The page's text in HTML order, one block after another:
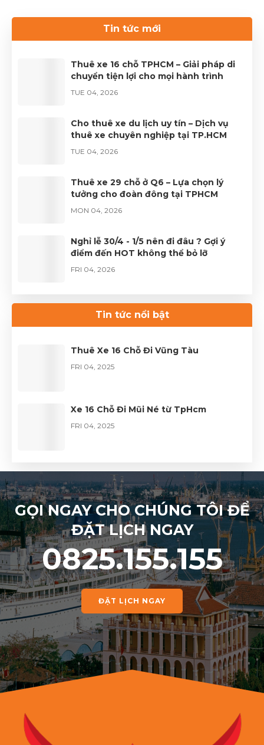
dịch vụ thuê xe uy tín, hãy liên hệ với Thuê xe Phong
Cảnh để được phục vụ tốt nhất.Liên hệ 0899 78
Tin tức mới
Thuê xe 16 chỗ TPHCM – Giải pháp di
chuyển tiện lợi cho mọi hành trình
TUE 04, 2026
Cho thuê xe du lịch uy tín – Dịch vụ
thuê xe chuyên nghiệp tại TP.HCM
TUE 04, 2026
Thuê xe 29 chỗ ở Q6 – Lựa chọn lý
tưởng cho đoàn đông tại TPHCM
MON 04, 2026
Nghỉ lễ 30/4 - 1/5 nên đi đâu ? Gợi ý
điểm đến HOT không thể bỏ lỡ
FRI 04, 2026
– Hành trình đầy trọn vẹn
FRI 04, 2026
Tin tức nổi bật
Thuê Xe 16 Chỗ Đi Vũng Tàu
FRI 04, 2025
Xe 16 Chỗ Đi Mũi Né từ TpHcm
FRI 04, 2025
GỌI NGAY CHO CHÚNG TÔI ĐỂ
ĐẶT LỊCH NGAY
0825.155.155
ĐẶT LỊCH NGAY